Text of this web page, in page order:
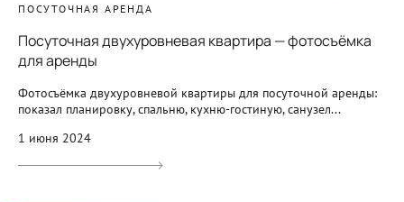
ПОСУТОЧНАЯ АРЕНДА
Посуточная двухуровневая квартира — фотосъёмка
для аренды
Фотосъёмка двухуровневой квартиры для посуточной аренды:
показал планировку, спальню, кухню-гостиную, санузел...
1 июня 2024